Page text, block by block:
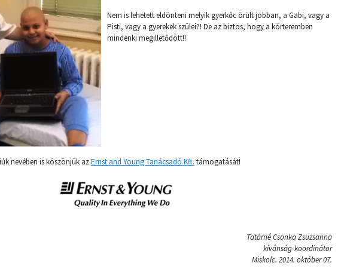
Nem is lehetett eldönteni melyik gyerkőc örült jobban, a Gabi, vagy a
Pisti, vagy a gyerekek szülei?! De az biztos, hogy a kórteremben
mindenki megilletődött!!
nevében is köszönjük azErnst and Young Tanácsadó Kft. támogatását!
Tatárné Csonka Zsuzsanna
kívánság-koordinátor
Miskolc. 2014. október 07.